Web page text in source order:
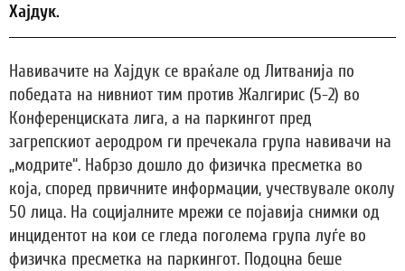
Хајдук.
Навивачите на Хајдук се враќале од Литванија по
победата на нивниот тим против Жалгирис (5-2) во
Конференциската лига, а на паркингот пред
загрепскиот аеродром ги пречекала група навивачи на
„модрите“. Набрзо дошло до физичка пресметка во
која, според првичните информации, учествувале околу
50 лица. На социјалните мрежи се појавија снимки од
инцидентот на кои се гледа поголема група луѓе во
физичка пресметка на паркингот. Подоцна беше